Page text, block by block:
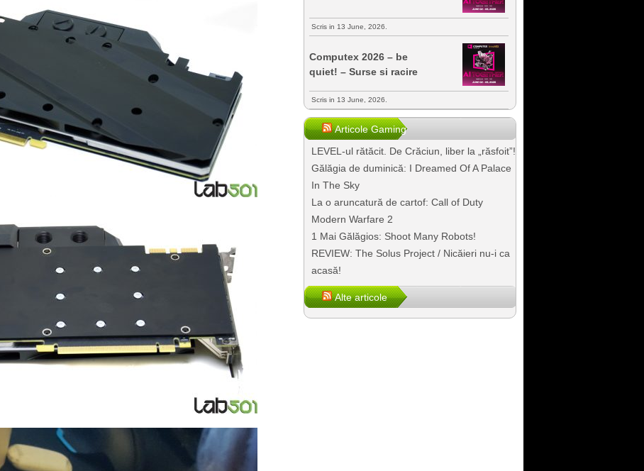
Scris in 13 June, 2026.
Computex 2026 – be
quiet! – Surse si racire
Scris in 13 June, 2026.
Articole Gaming
LEVEL-ul rătăcit. De Crăciun, liber la „răsfoit”!
Gălăgia de duminică: I Dreamed Of A Palace
In The Sky
La o aruncatură de cartof: Call of Duty
Modern Warfare 2
1 Mai Gălăgios: Shoot Many Robots!
REVIEW: The Solus Project / Nicăieri nu-i ca
acasă!
Alte articole